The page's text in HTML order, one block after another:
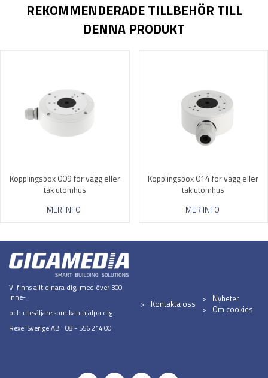
REKOMMENDERADE TILLBEHÖR TILL
DENNA PRODUKT
Kopplingsbox 009 för vägg eller
tak utomhus
MER INFO
Kopplingsbox 014 för vägg eller
tak utomhus
MER INFO
Vi finns alltid nära dig, med över 300
inne-
och utesäljare som kan hjälpa dig.
Rexel Sverige AB 08 - 556 214 00
Kontakta oss
Nyheter
Om cookies